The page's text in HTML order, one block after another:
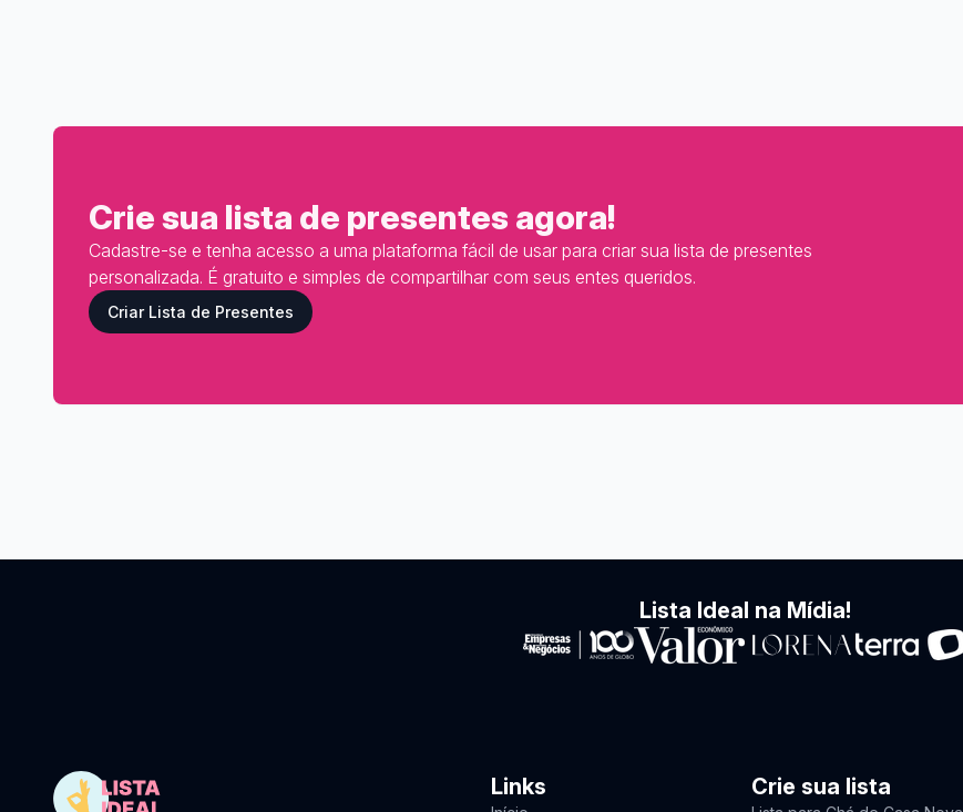
Crie sua lista de presentes agora!
Cadastre-se e tenha acesso a uma plataforma fácil de usar para criar sua lista de presentes
personalizada. É gratuito e simples de compartilhar com seus entes queridos.
Criar Lista de Presentes
Lista Ideal na Mídia!
Links Crie sua lista